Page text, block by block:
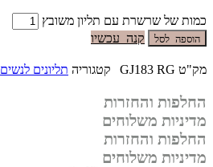
כמות של שרשרת עם תליון משובץ
הוספה לסל קנה עכשיו
מק"ט GJ183 RG קטגוריה תליונים לנשים
החלפות והחזרות
מדיניות משלוחים
החלפות והחזרות
מדיניות משלוחים